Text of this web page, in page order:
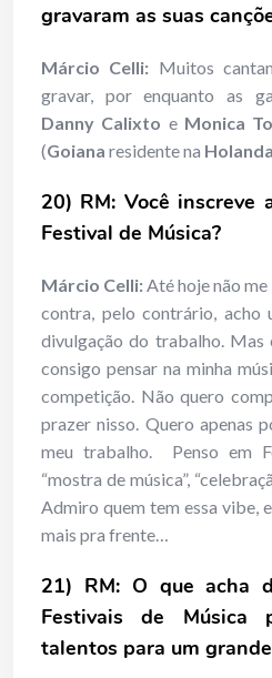
gravaram as suas
Márcio Celli: Muitos
gravar, por enquanto as
Danny Calixto e Monica
(Goiana residente na Holanda
20) RM: Você inscreve
Festival de Música?
Márcio Celli:Até hoje não
contra, pelo contrário, acho
divulgação do trabalho. Mas
consigo pensar na minha
competição. Não quero
prazer nisso. Quero apenas
meu trabalho. Penso em
“mostra de música”,
Admiro quem tem essa vibe,
mais pra frente…
21) RM: O que acha
Festivais de Música
talentos para um